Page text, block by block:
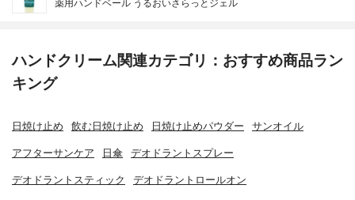
薬用ハンドベール うるおいさらっとジェル
ハンドクリーム関連カテゴリ：おすすめ商品ラン
キング
日焼け止め 飲む日焼け止め 日焼け止めパウダー サンオイル
アフターサンケア 日傘 デオドラントスプレー
デオドラントスティック デオドラントロールオン